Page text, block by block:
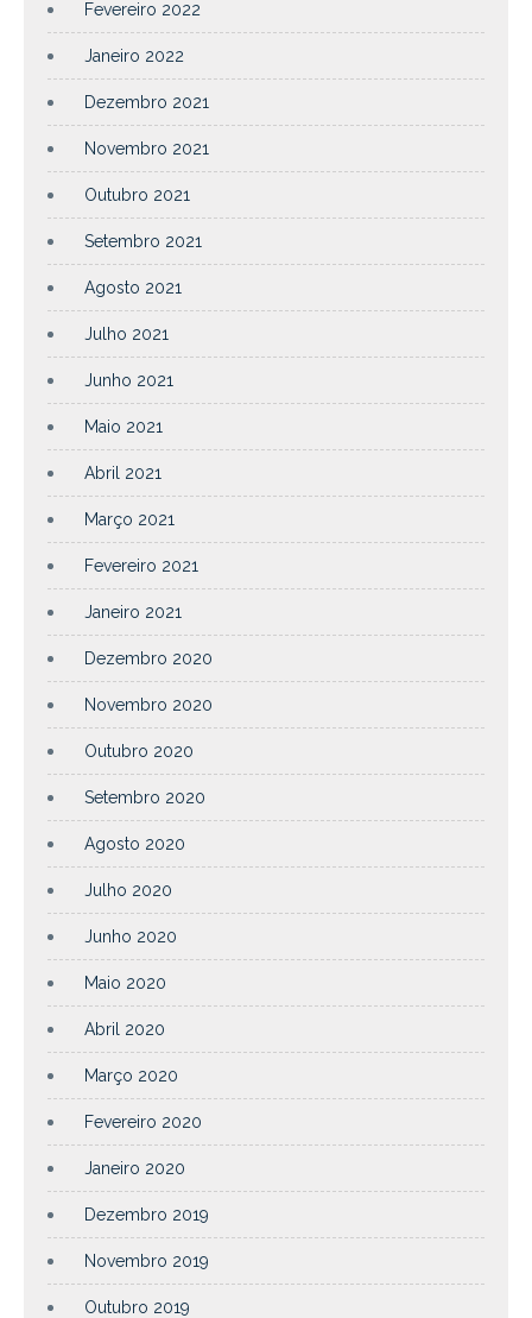
Fevereiro 2022
Janeiro 2022
Dezembro 2021
Novembro 2021
Outubro 2021
Setembro 2021
Agosto 2021
Julho 2021
Junho 2021
Maio 2021
Abril 2021
Março 2021
Fevereiro 2021
Janeiro 2021
Dezembro 2020
Novembro 2020
Outubro 2020
Setembro 2020
Agosto 2020
Julho 2020
Junho 2020
Maio 2020
Abril 2020
Março 2020
Fevereiro 2020
Janeiro 2020
Dezembro 2019
Novembro 2019
Outubro 2019